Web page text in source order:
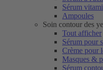
Sérum
Ampoules
Soin contour des
Tout afficher
Sérum pour
Crème pour
Masques &
Sérum